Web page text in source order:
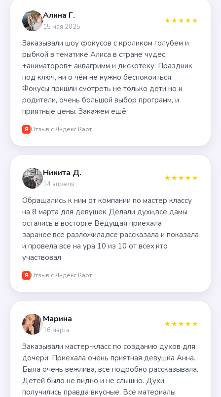
Алина Г.
15 мая 2025
★★★★★
Заказывали шоу фокусов с кроликом голубем и
рыбкой в тематике Алиса в стране чудес,
+аниматоров+ аквагримм и дискотеку. Праздник
под ключ, ни о чём не нужно беспокоиться.
Фокусы пришли смотреть не только дети но и
родители, очень большой выбор программ, и
приятные цены. Закажем ещё
Я Отзыв с Яндекс.Карт
Никита Д.
14 апреля
★★★★★
Обращались к ним от компании по мастер классу
на 8 марта для девушек Делали духи,все дамы
остались в восторге Ведущая приехала
заранее,все разложила,все рассказала и показала
и провела все на ура 10 из 10 от всех,кто
участвовал
Я Отзыв с Яндекс.Карт
Марина
16 марта
★★★★★
Заказывали мастер-класс по созданию духов для
дочери. Приехала очень приятная девушка Анна.
Была очень вежлива, все подробно рассказывала.
Детей было не видно и не слышно. Духи
получились правда вкусные. Все материалы